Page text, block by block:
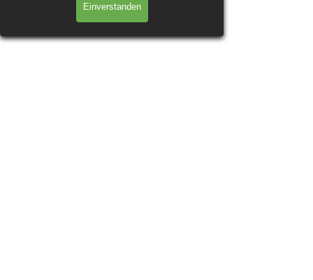
Einverstanden